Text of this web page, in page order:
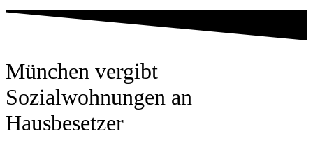
München vergibt
Sozialwohnungen an
Hausbesetzer